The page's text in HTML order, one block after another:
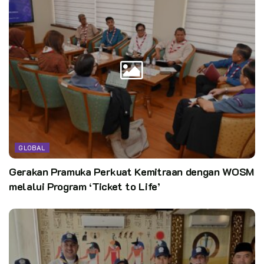
Sejatinya, Gerakan Kepanduan memiliki nilai yang beririsan
dengan peringatan International Women’s Day (IWD),
terutama dalam prinsip kesetaraan gender untuk membangun
dunia yang lebih baik.
***
Penulis: Achmad Bayu Setyawan, Pemangku Adat Racana
Airlangga, Humas DKN 2022
international women's day
iwd 2022
pramuka
scouts
GLOBAL
Gerakan Pramuka Perkuat Kemitraan dengan WOSM
melalui Program ‘Ticket to Life’